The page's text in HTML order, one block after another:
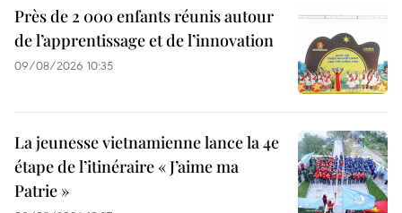
Près de 2 000 enfants réunis autour
de l’apprentissage et de l’innovation
09/08/2026 10:35
La jeunesse vietnamienne lance la 4e
étape de l’itinéraire « J’aime ma
Patrie »